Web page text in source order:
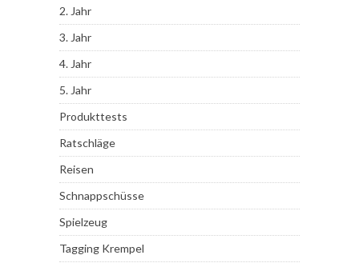
2. Jahr
3. Jahr
4. Jahr
5. Jahr
Produkttests
Ratschläge
Reisen
Schnappschüsse
Spielzeug
Tagging Krempel